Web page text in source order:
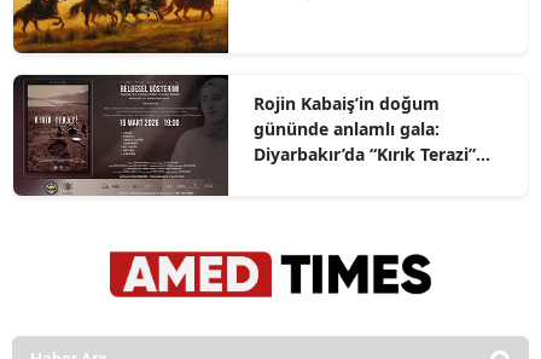
Rojin Kabaiş’in doğum
gününde anlamlı gala:
Diyarbakır’da “Kırık Terazi”